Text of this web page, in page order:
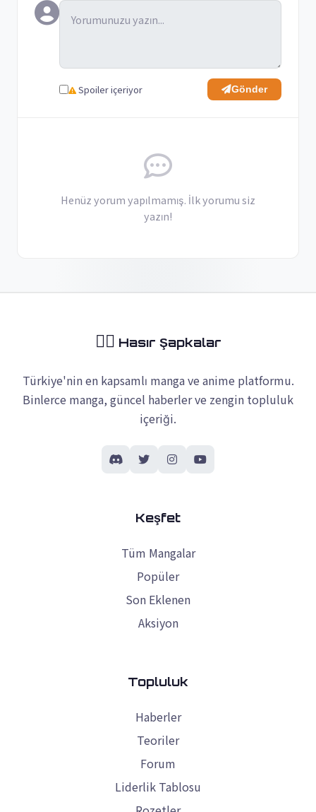
Spoiler içeriyor Gönder
Henüz yorum yapılmamış. İlk yorumu siz
yazın!
🏴‍☠️ Hasır Şapkalar
Türkiye'nin en kapsamlı manga ve anime platformu.
Binlerce manga, güncel haberler ve zengin topluluk
içeriği.
Keşfet
Tüm Mangalar
Popüler
Son Eklenen
Aksiyon
Topluluk
Haberler
Teoriler
Forum
Liderlik Tablosu